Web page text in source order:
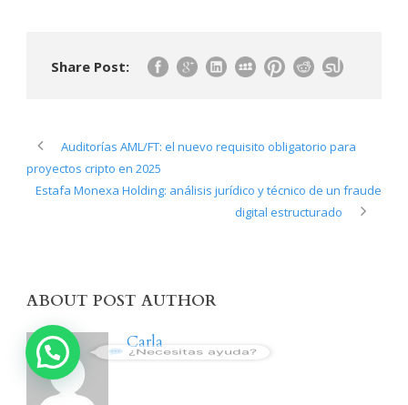
Share Post:
Auditorías AML/FT: el nuevo requisito obligatorio para
proyectos cripto en 2025
Estafa Monexa Holding: análisis jurídico y técnico de un fraude
digital estructurado
ABOUT POST AUTHOR
Carla
¿Necesitas ayuda?